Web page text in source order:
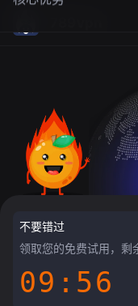
不要错过
领取您的免费试用，剩
09:55